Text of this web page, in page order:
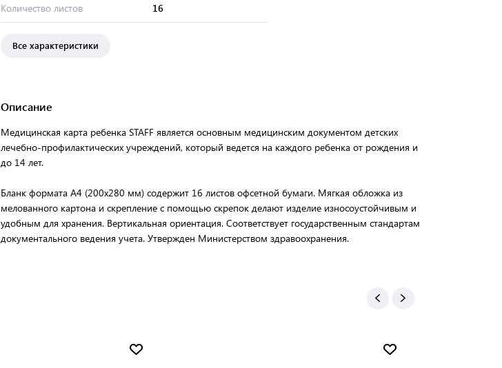
Количество листов 16
Все характеристики
Описание
Медицинская карта ребенка STAFF является основным медицинским документом детских
лечебно-профилактических учреждений, который ведется на каждого ребенка от рождения и
до 14 лет.
Бланк формата А4 (200х280 мм) содержит 16 листов офсетной бумаги. Мягкая обложка из
мелованного картона и скрепление с помощью скрепок делают изделие износоустойчивым и
удобным для хранения. Вертикальная ориентация. Соответствует государственным стандартам
документального ведения учета. Утвержден Министерством здравоохранения.